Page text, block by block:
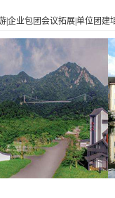
|企业包团会议拓展|单位团